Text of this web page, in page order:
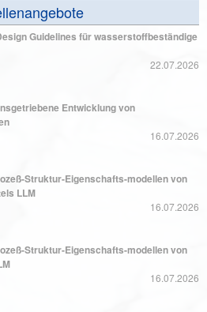
Guidelines für wasserstoffbeständige
22.07.2026
Entwicklung von
16.07.2026
Struktur-Eigenschafts-modellen von
LLM
16.07.2026
Struktur-Eigenschafts-modellen von
16.07.2026